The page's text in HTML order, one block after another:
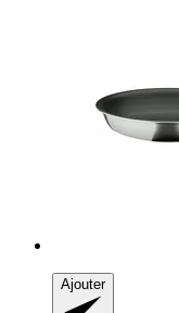
Ajouter